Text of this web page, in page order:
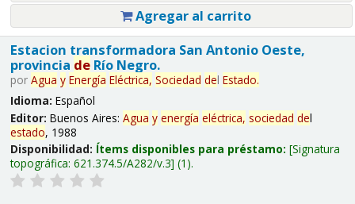
Agregar al carrito
Estacion transformadora San Antonio Oeste,
provincia deRío Negro.
por Agua y Energía Eléctrica, Sociedad del Estado.
Idioma: Español
Editor: Buenos Aires: Agua y energía eléctrica, sociedad del
estado, 1988
Disponibilidad: Ítems disponibles para préstamo: Signatura
topográfica: 621.374.5/A282/v.3 (1).